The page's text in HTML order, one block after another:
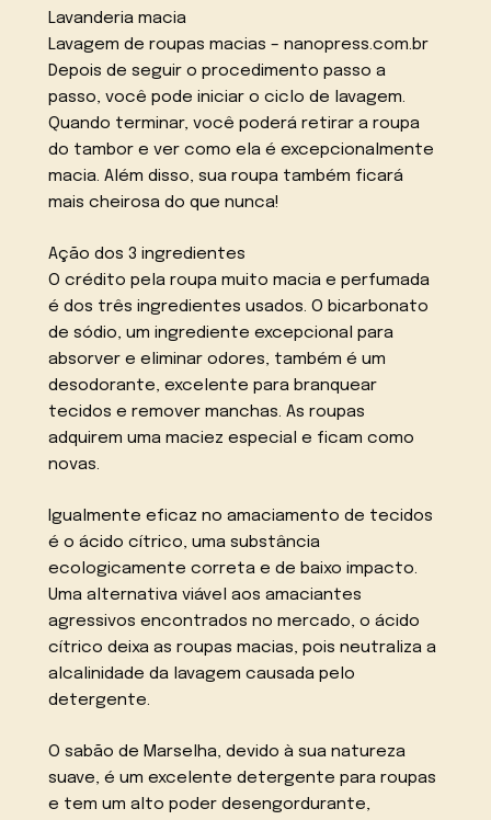
Lavanderia macia
Lavagem de roupas macias – nanopress.com.br
Depois de seguir o procedimento passo a
passo, você pode iniciar o ciclo de lavagem.
Quando terminar, você poderá retirar a roupa
do tambor e ver como ela é excepcionalmente
macia. Além disso, sua roupa também ficará
mais cheirosa do que nunca!
Ação dos 3 ingredientes
O crédito pela roupa muito macia e perfumada
é dos três ingredientes usados. O bicarbonato
de sódio, um ingrediente excepcional para
absorver e eliminar odores, também é um
desodorante, excelente para branquear
tecidos e remover manchas. As roupas
adquirem uma maciez especial e ficam como
novas.
Igualmente eficaz no amaciamento de tecidos
é o ácido cítrico, uma substância
ecologicamente correta e de baixo impacto.
Uma alternativa viável aos amaciantes
agressivos encontrados no mercado, o ácido
cítrico deixa as roupas macias, pois neutraliza a
alcalinidade da lavagem causada pelo
detergente.
O sabão de Marselha, devido à sua natureza
suave, é um excelente detergente para roupas
e tem um alto poder desengordurante,